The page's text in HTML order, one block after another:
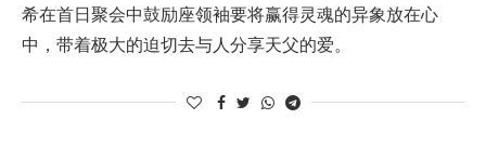
希在首日聚会中鼓励座领袖要将赢得灵魂的异象放在心
中，带着极大的迫切去与人分享天父的爱。